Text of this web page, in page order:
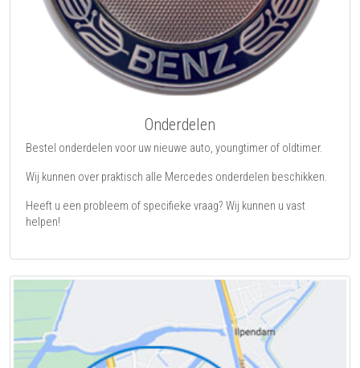
Onderdelen
Bestel onderdelen voor uw nieuwe auto, youngtimer of oldtimer.
Wij kunnen over praktisch alle Mercedes onderdelen beschikken.
Heeft u een probleem of specifieke vraag? Wij kunnen u vast
helpen!